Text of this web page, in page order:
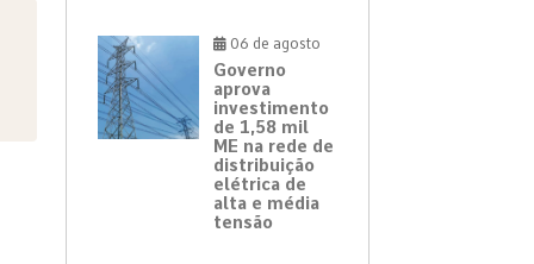
06 de agosto
Governo
aprova
investimento
de 1,58 mil
ME na rede de
distribuição
elétrica de
alta e média
tensão